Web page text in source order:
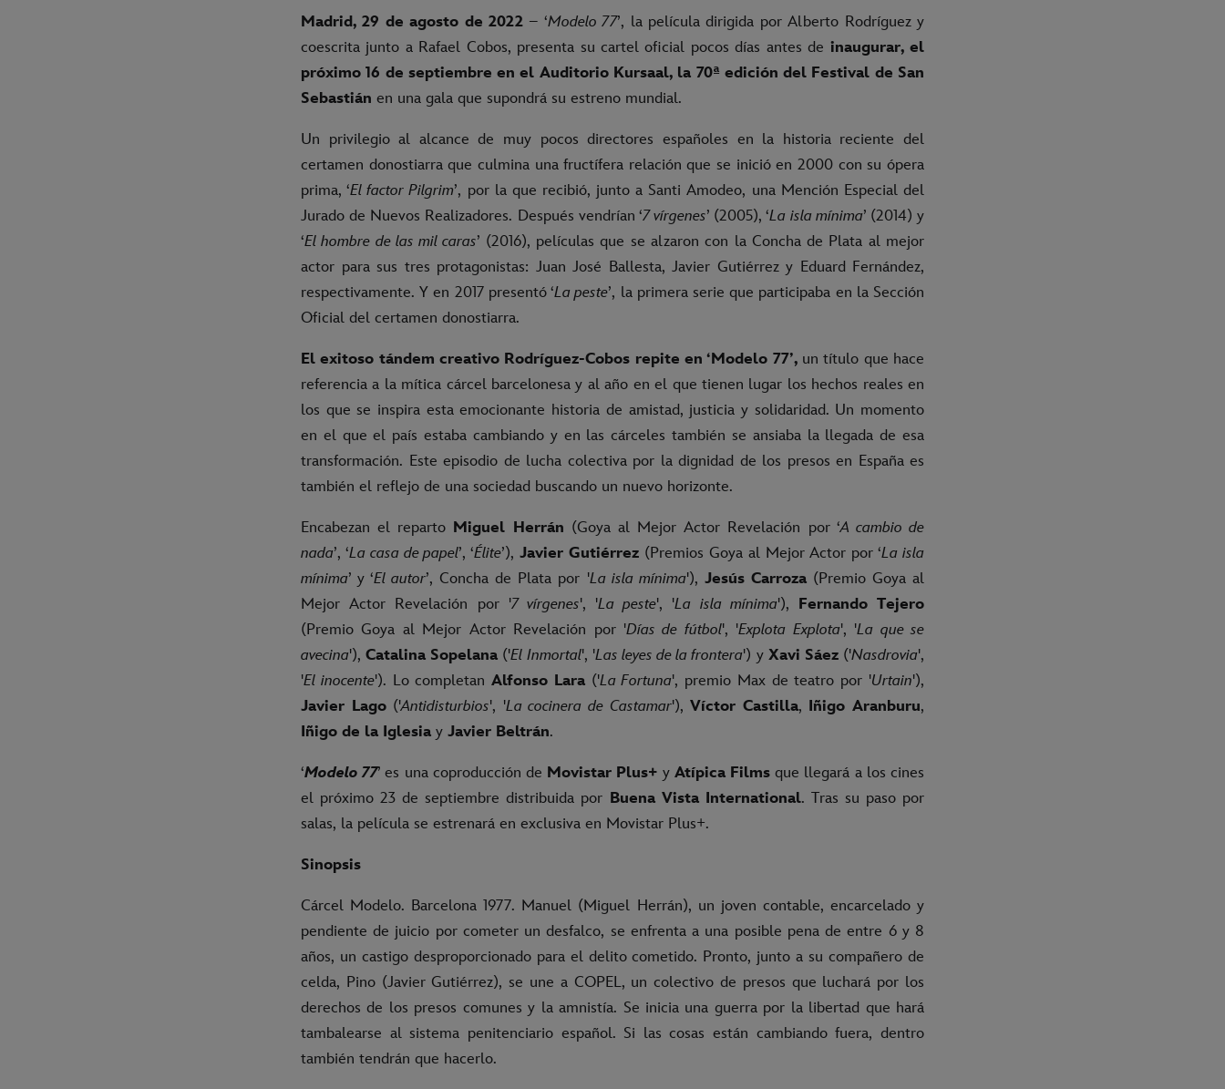
Madrid, 29 de agosto de 2022 – ‘Modelo 77’, la película dirigida por Alberto Rodríguez y
coescrita junto a Rafael Cobos, presenta su cartel oficial pocos días antes de inaugurar, el
próximo 16 de septiembre en el Auditorio Kursaal, la 70ª edición del Festival de San
Sebastián en una gala que supondrá su estreno mundial.
Un privilegio al alcance de muy pocos directores españoles en la historia reciente del
certamen donostiarra que culmina una fructífera relación que se inició en 2000 con su ópera
prima, ‘El factor Pilgrim’, por la que recibió, junto a Santi Amodeo, una Mención Especial del
Jurado de Nuevos Realizadores. Después vendrían ‘7 vírgenes’ (2005), ‘La isla mínima’ (2014) y
‘El hombre de las mil caras’ (2016), películas que se alzaron con la Concha de Plata al mejor
actor para sus tres protagonistas: Juan José Ballesta, Javier Gutiérrez y Eduard Fernández,
respectivamente. Y en 2017 presentó ‘La peste’, la primera serie que participaba en la Sección
Oficial del certamen donostiarra.
El exitoso tándem creativo Rodríguez-Cobos repite en ‘Modelo 77’,un título que hace
referencia a la mítica cárcel barcelonesa y al año en el que tienen lugar los hechos reales en
los que se inspira esta emocionante historia de amistad, justicia y solidaridad. Un momento
en el que el país estaba cambiando y en las cárceles también se ansiaba la llegada de esa
transformación. Este episodio de lucha colectiva por la dignidad de los presos en España es
también el reflejo de una sociedad buscando un nuevo horizonte.
Encabezan el reparto Miguel Herrán (Goya al Mejor Actor Revelación por ‘A cambio de
nada’, ‘La casa de papel’, ‘Élite’),Javier Gutiérrez (Premios Goya al Mejor Actor por ‘La isla
mínima’ y ‘El autor’, Concha de Plata por 'La isla mínima'), Jesús Carroza(Premio Goya al
Mejor Actor Revelación por '7 vírgenes', 'La peste', 'La isla mínima'), Fernando Tejero
(Premio Goya al Mejor Actor Revelación por 'Días de fútbol', 'Explota Explota', 'La que se
avecina'), Catalina Sopelana ('El Inmortal', 'Las leyes de la frontera') y Xavi Sáez('Nasdrovia',
'El inocente'). Lo completanAlfonso Lara ('La Fortuna', premio Max de teatro por 'Urtain'),
Javier Lago('Antidisturbios', 'La cocinera de Castamar'),Víctor Castilla, Iñigo Aranburu,
Iñigo de la Iglesia y Javier Beltrán.
‘Modelo 77’ es una coproducción de Movistar Plus+ yAtípica Films que llegará a los cines
el próximo 23 de septiembre distribuida por Buena Vista International. Tras su paso por
salas, la película se estrenará en exclusiva en Movistar Plus+.
Sinopsis
Cárcel Modelo. Barcelona 1977. Manuel (Miguel Herrán), un joven contable, encarcelado y
pendiente de juicio por cometer un desfalco, se enfrenta a una posible pena de entre 6 y 8
años, un castigo desproporcionado para el delito cometido. Pronto, junto a su compañero de
celda, Pino (Javier Gutiérrez), se une a COPEL, un colectivo de presos que luchará por los
derechos de los presos comunes y la amnistía. Se inicia una guerra por la libertad que hará
tambalearse al sistema penitenciario español. Si las cosas están cambiando fuera, dentro
también tendrán que hacerlo.